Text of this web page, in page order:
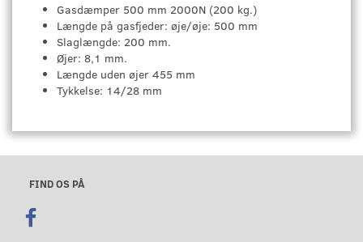
Gasdæmper 500 mm 2000N (200 kg.)
Længde på gasfjeder: øje/øje: 500 mm
Slaglængde: 200 mm.
Øjer: 8,1 mm.
Længde uden øjer 455 mm
Tykkelse: 14/28 mm
FIND OS PÅ